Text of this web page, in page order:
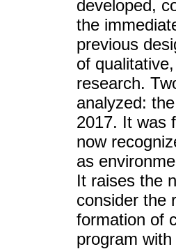
developed,
the
previous
of
research.
analyzed:
2017. It was
now
as
It raises the
consider the
formation of
program